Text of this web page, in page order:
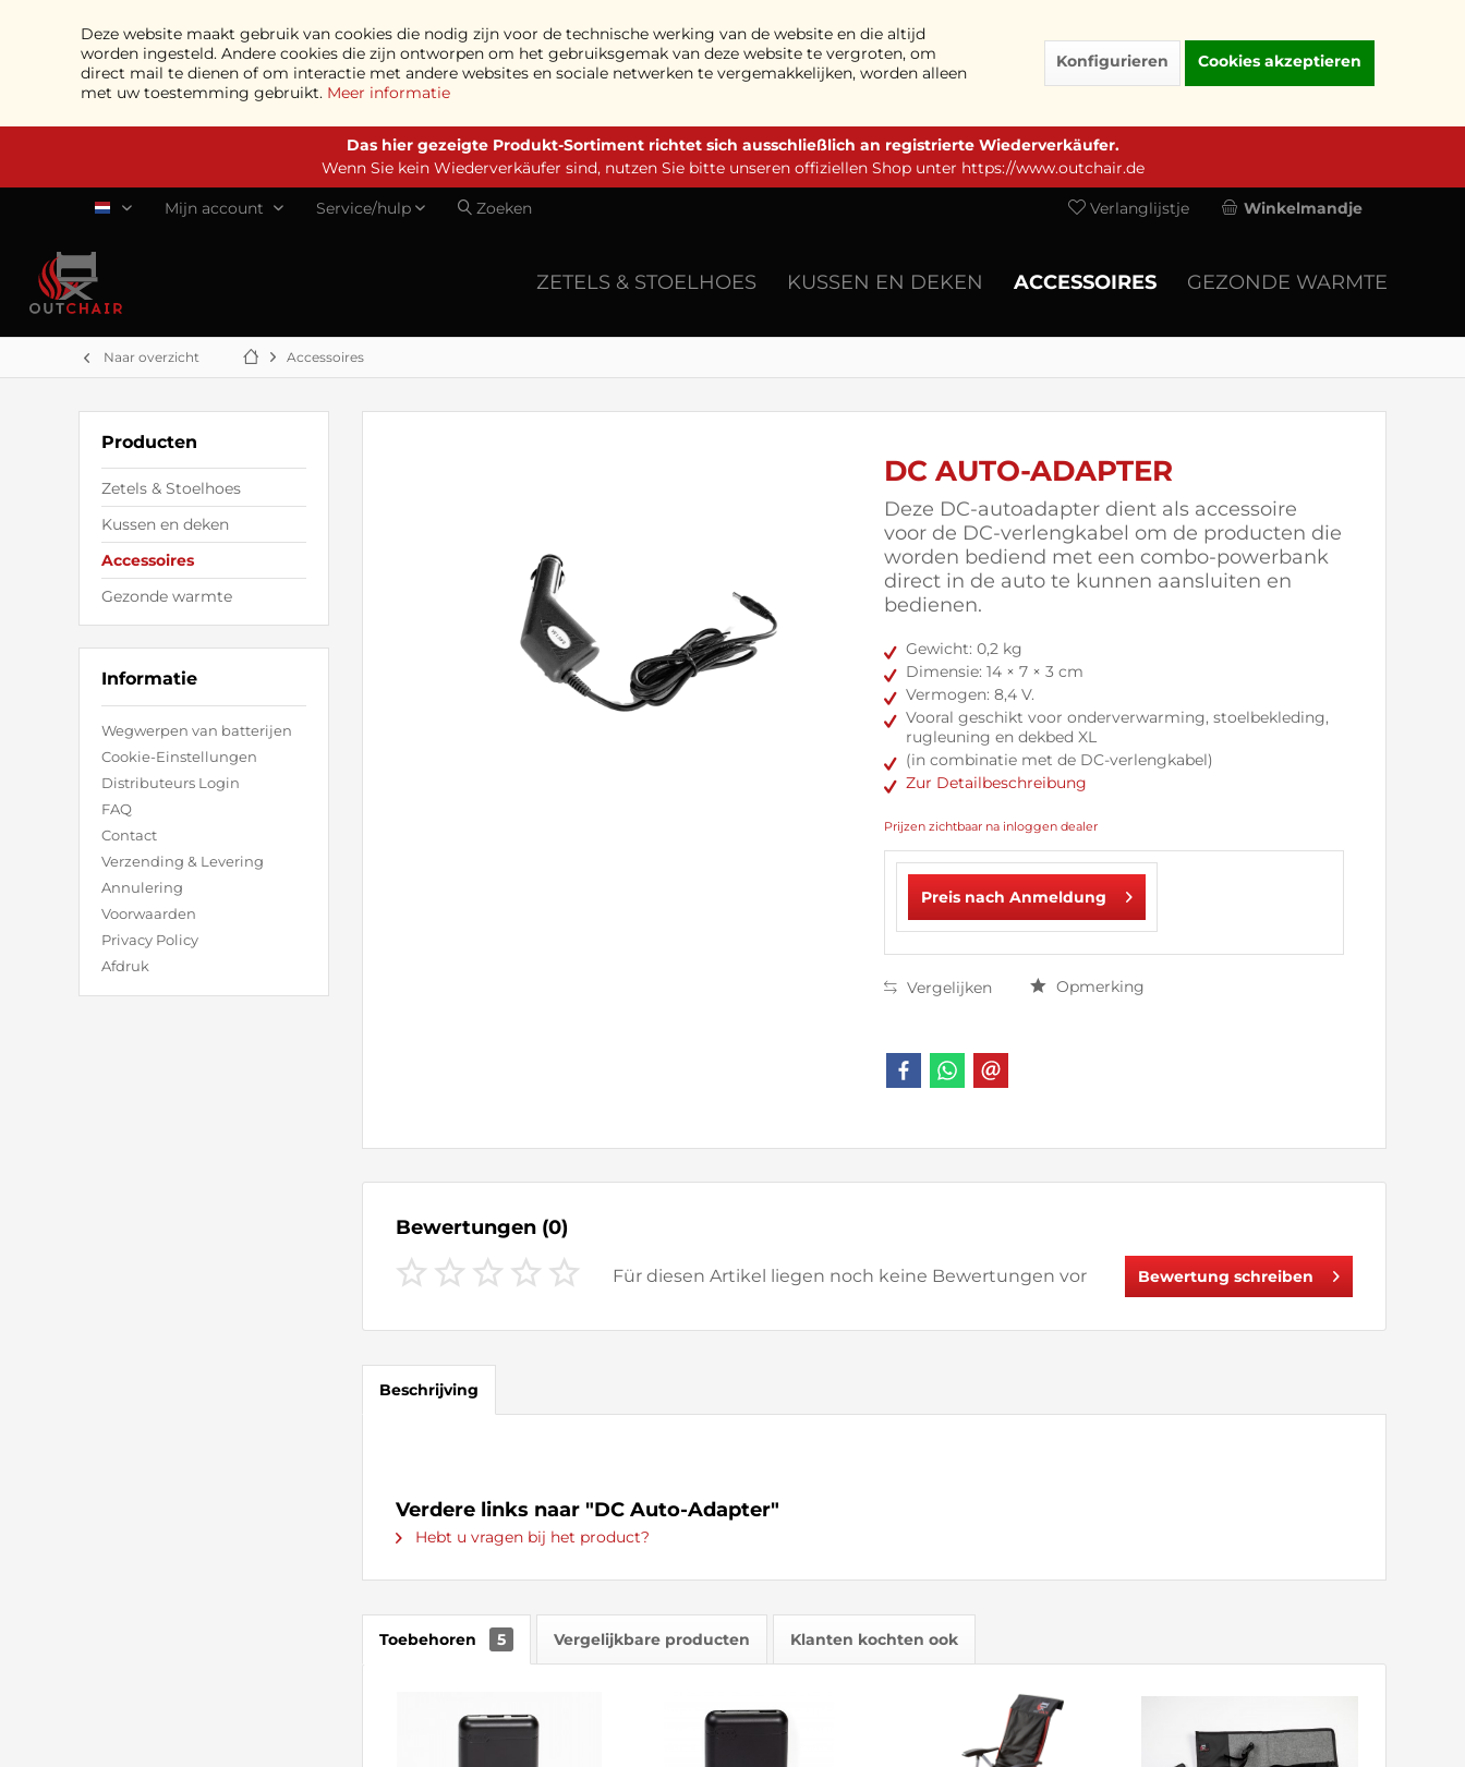
Deze website maakt gebruik van cookies die nodig zijn voor de technische werking van de website en die altijd
worden ingesteld. Andere cookies die zijn ontworpen om het gebruiksgemak van deze website te vergroten, om
direct mail te dienen of om interactie met andere websites en sociale netwerken te vergemakkelijken, worden alleen
met uw toestemming gebruikt. Meer informatie
Konfigurieren Cookies akzeptieren
Das hier gezeigte Produkt-Sortiment richtet sich ausschließlich an registrierte Wiederverkäufer.
Wenn Sie kein Wiederverkäufer sind, nutzen Sie bitte unseren offiziellen Shop unter https://www.outchair.de
Winkelmandje
Verlanglijstje
Mijn account Service/hulp Zoeken
ZETELS & STOELHOES KUSSEN EN DEKEN ACCESSOIRES GEZONDE WARMTE
Naar overzicht Accessoires
Producten
Zetels & Stoelhoes
Kussen en deken
Accessoires
Gezonde warmte
Informatie
Wegwerpen van batterijen
Cookie-Einstellungen
Distributeurs Login
FAQ
Contact
Verzending & Levering
Annulering
Voorwaarden
Privacy Policy
Afdruk
DC AUTO-ADAPTER
Deze DC-autoadapter dient als accessoire
voor de DC-verlengkabel om de producten die
worden bediend met een combo-powerbank
direct in de auto te kunnen aansluiten en
bedienen.
Gewicht: 0,2 kg
Dimensie: 14 × 7 × 3 cm
Vermogen: 8,4 V.
Vooral geschikt voor onderverwarming, stoelbekleding,
rugleuning en dekbed XL
(in combinatie met de DC-verlengkabel)
Zur Detailbeschreibung
Prijzen zichtbaar na inloggen dealer
Preis nach Anmeldung
Vergelijken Opmerking
Bewertungen (0)
Für diesen Artikel liegen noch keine Bewertungen vor Bewertung schreiben
Beschrijving
Verdere links naar "DC Auto-Adapter"
Hebt u vragen bij het product?
Toebehoren 5 Vergelijkbare producten Klanten kochten ook